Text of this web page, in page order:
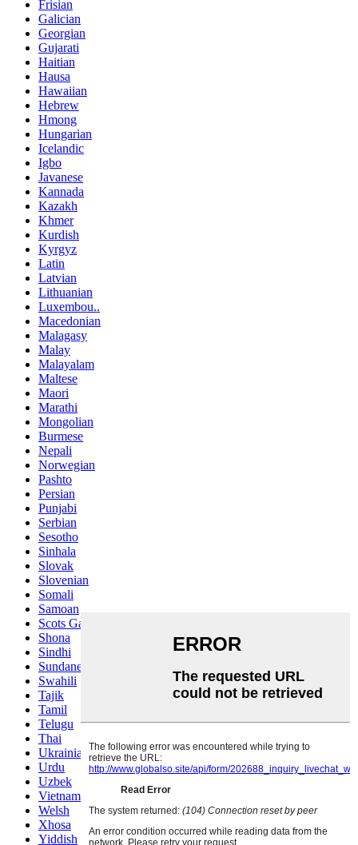
Frisian
Galician
Georgian
Gujarati
Haitian
Hausa
Hawaiian
Hebrew
Hmong
Hungarian
Icelandic
Igbo
Javanese
Kannada
Kazakh
Khmer
Kurdish
Kyrgyz
Latin
Latvian
Lithuanian
Luxembou..
Macedonian
Malagasy
Malay
Malayalam
Maltese
Maori
Marathi
Mongolian
Burmese
Nepali
Norwegian
Pashto
Persian
Punjabi
Serbian
Sesotho
Sinhala
Slovak
Slovenian
Somali
Samoan
Scots Gaelic
Shona
Sindhi
Sundanese
Swahili
Tajik
Tamil
Telugu
Thai
Ukrainian
Urdu
Uzbek
Vietnamese
Welsh
Xhosa
Yiddish